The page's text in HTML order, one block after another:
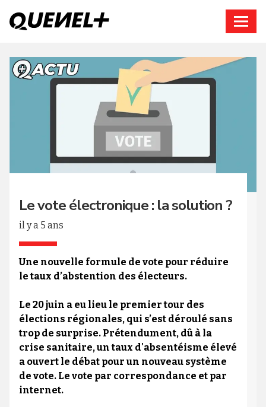
Le vote électronique : la solution ?
il y a 5 ans
Une nouvelle formule de vote pour réduire
le taux d’abstention des électeurs.
Le 20 juin a eu lieu le premier tour des
élections régionales, qui s’est déroulé sans
trop de surprise. Prétendument, dû à la
crise sanitaire, un taux d'absentéisme élevé
a ouvert le débat pour un nouveau système
de vote. Le vote par correspondance et par
internet.